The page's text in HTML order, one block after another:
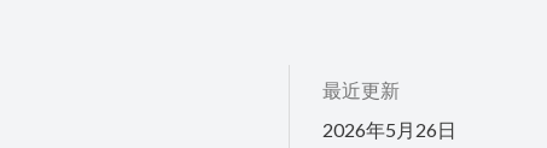
最近更新
2026年5月26日